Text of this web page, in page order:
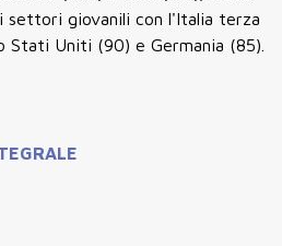
settori giovanili con l'Italia terza
Stati Uniti (90) e Germania (85).